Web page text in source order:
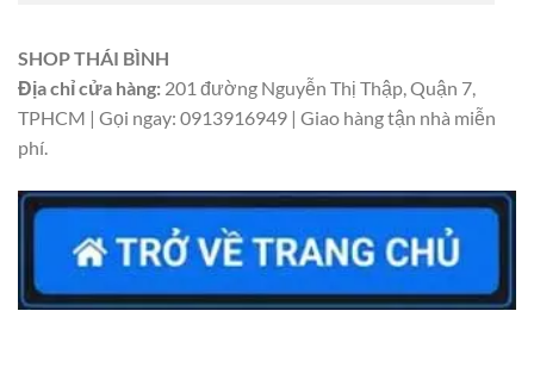
SHOP THÁI BÌNH
Địa chỉ cửa hàng: 201 đường Nguyễn Thị Thập, Quận 7,
TPHCM | Gọi ngay: 0913916949 | Giao hàng tận nhà miễn
phí.